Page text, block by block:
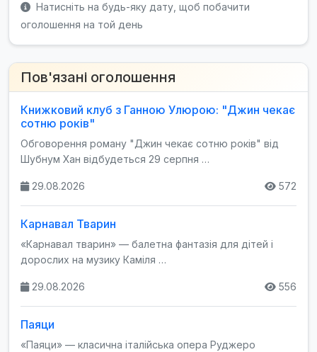
Натисніть на будь-яку дату, щоб побачити
оголошення на той день
Пов'язані оголошення
Книжковий клуб з Ганною Улюрою: "Джин чекає
сотню років"
Обговорення роману "Джин чекає сотню років" від
Шубнум Хан відбудеться 29 серпня …
29.08.2026 572
Карнавал Тварин
«Карнавал тварин» — балетна фантазія для дітей і
дорослих на музику Каміля …
29.08.2026 556
Паяци
«Паяци» — класична італійська опера Руджеро